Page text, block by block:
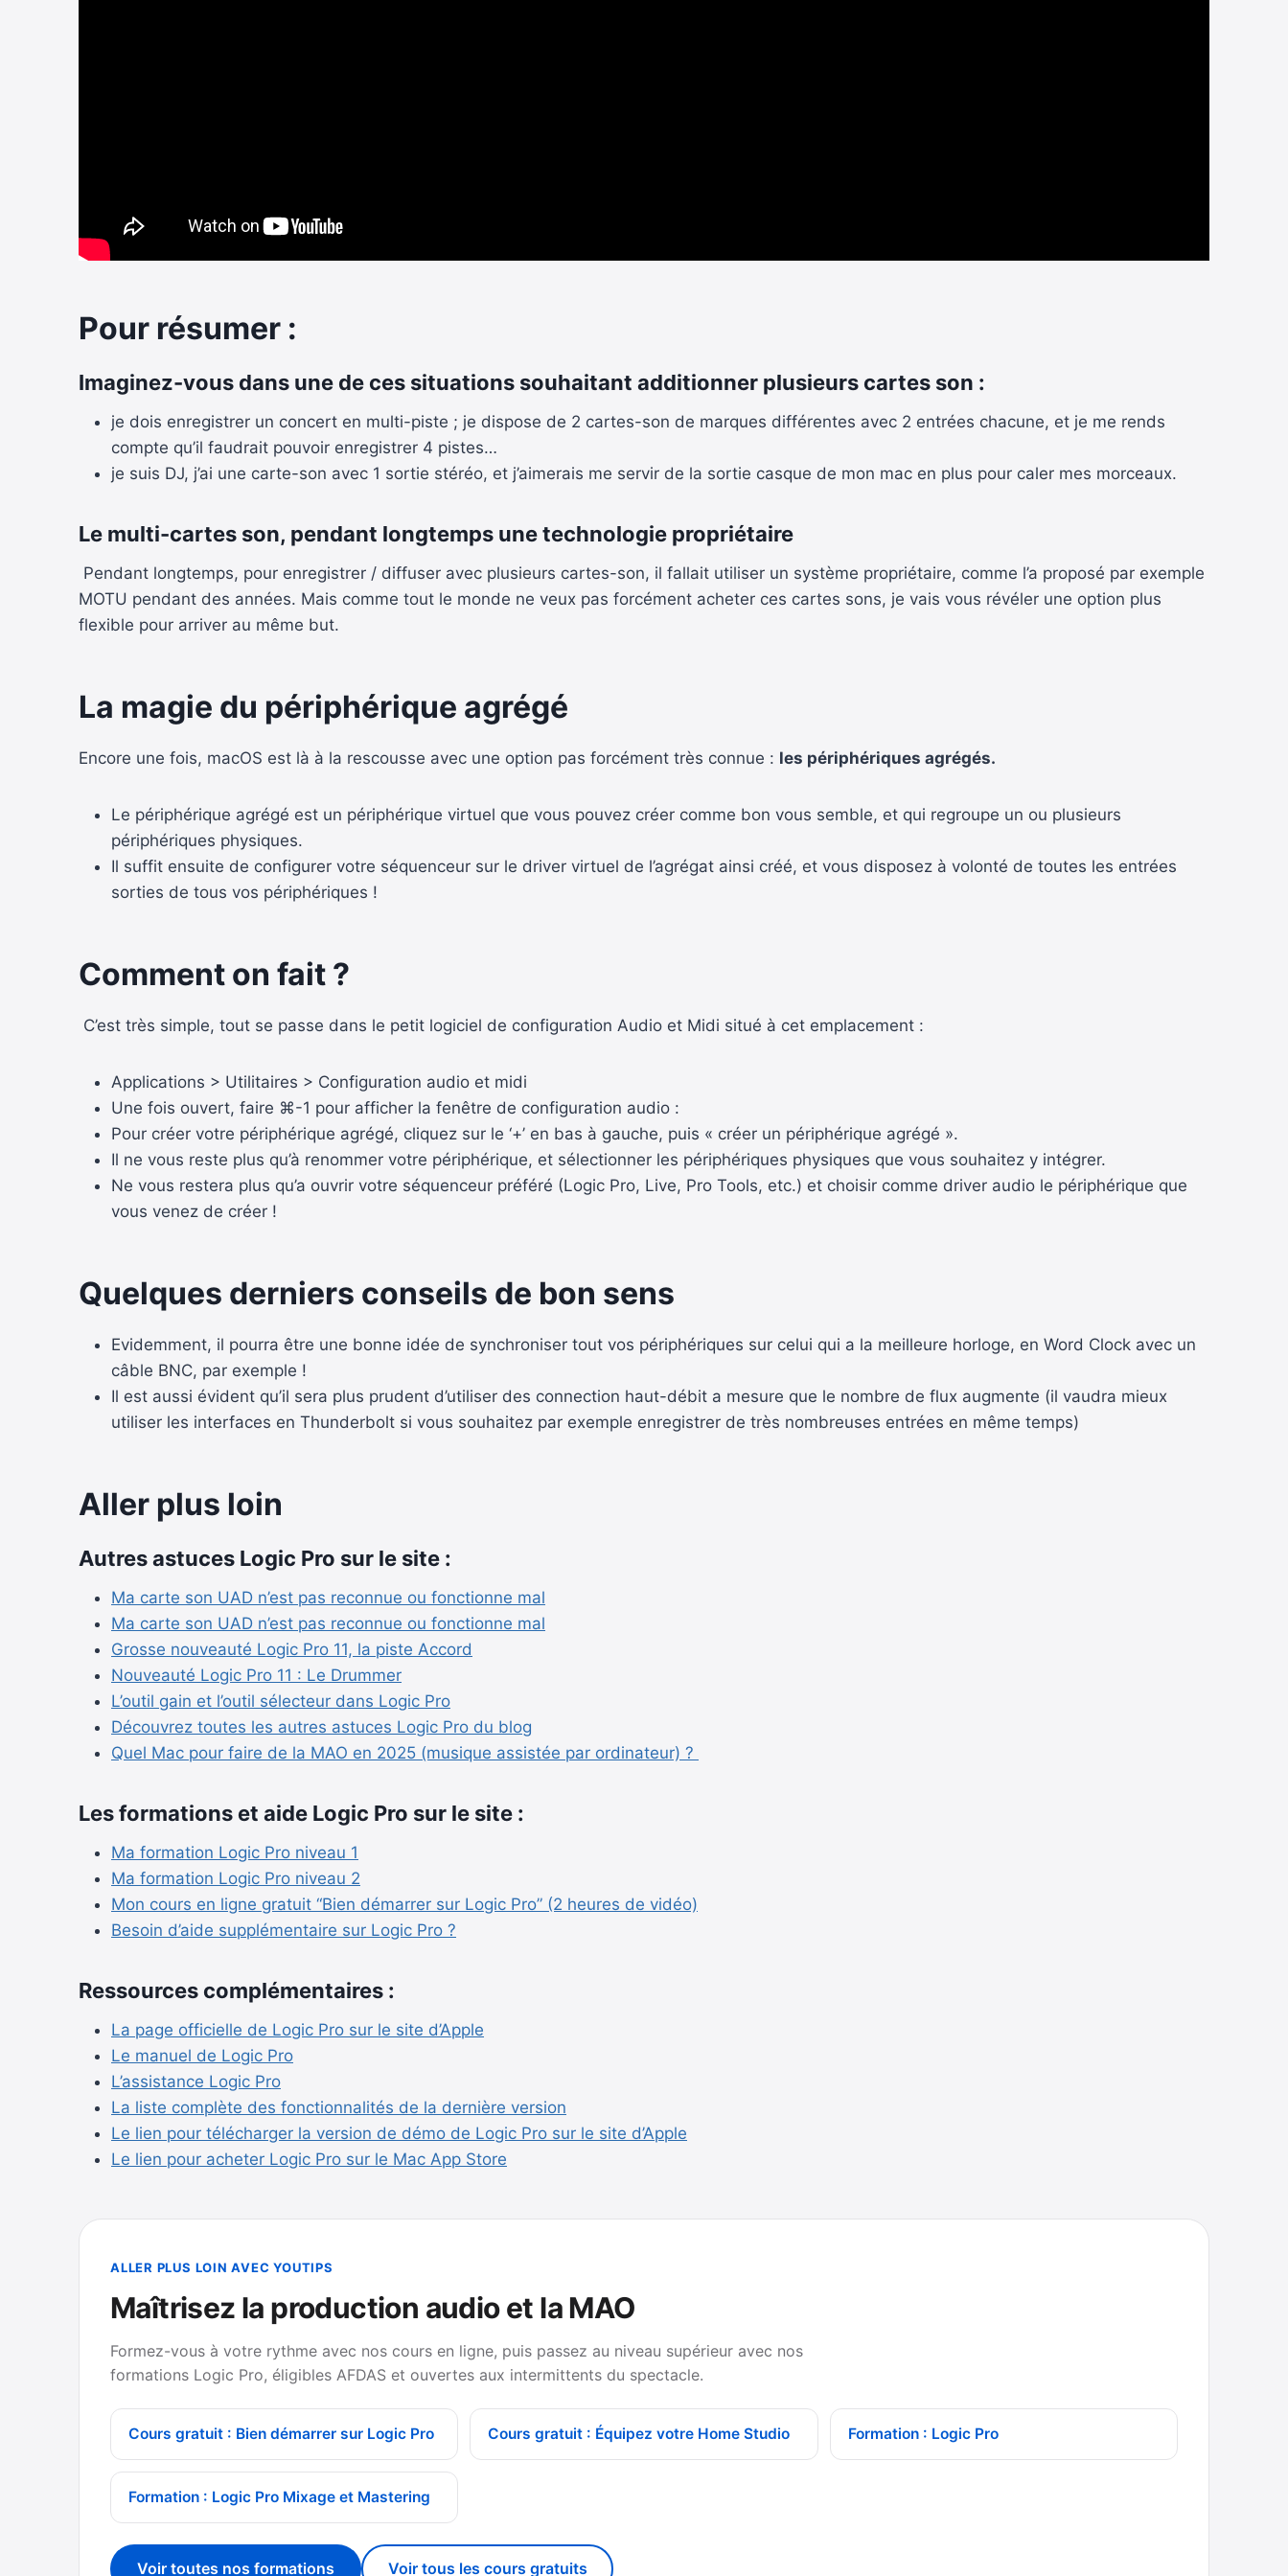
Pour résumer :
Imaginez-vous dans une de ces situations souhaitant additionner plusieurs cartes son :
je dois enregistrer un concert en multi-piste ; je dispose de 2 cartes-son de marques différentes avec 2 entrées chacune, et je me rends
compte qu’il faudrait pouvoir enregistrer 4 pistes…
je suis DJ, j’ai une carte-son avec 1 sortie stéréo, et j’aimerais me servir de la sortie casque de mon mac en plus pour caler mes morceaux.
Le multi-cartes son, pendant longtemps une technologie propriétaire
Pendant longtemps, pour enregistrer / diffuser avec plusieurs cartes-son, il fallait utiliser un système propriétaire, comme l’a proposé par exemple
MOTU pendant des années. Mais comme tout le monde ne veux pas forcément acheter ces cartes sons, je vais vous révéler une option plus
flexible pour arriver au même but.
La magie du périphérique agrégé
Encore une fois, macOS est là à la rescousse avec une option pas forcément très connue : les périphériques agrégés.
Le périphérique agrégé est un périphérique virtuel que vous pouvez créer comme bon vous semble, et qui regroupe un ou plusieurs
périphériques physiques.
Il suffit ensuite de configurer votre séquenceur sur le driver virtuel de l’agrégat ainsi créé, et vous disposez à volonté de toutes les entrées
sorties de tous vos périphériques !
Comment on fait ?
C’est très simple, tout se passe dans le petit logiciel de configuration Audio et Midi situé à cet emplacement :
Applications > Utilitaires > Configuration audio et midi
Une fois ouvert, faire ⌘-1 pour afficher la fenêtre de configuration audio :
Pour créer votre périphérique agrégé, cliquez sur le ‘+’ en bas à gauche, puis « créer un périphérique agrégé ».
Il ne vous reste plus qu’à renommer votre périphérique, et sélectionner les périphériques physiques que vous souhaitez y intégrer.
Ne vous restera plus qu’a ouvrir votre séquenceur préféré (Logic Pro, Live, Pro Tools, etc.) et choisir comme driver audio le périphérique que
vous venez de créer !
Quelques derniers conseils de bon sens
Evidemment, il pourra être une bonne idée de synchroniser tout vos périphériques sur celui qui a la meilleure horloge, en Word Clock avec un
câble BNC, par exemple !
Il est aussi évident qu’il sera plus prudent d’utiliser des connection haut-débit a mesure que le nombre de flux augmente (il vaudra mieux
utiliser les interfaces en Thunderbolt si vous souhaitez par exemple enregistrer de très nombreuses entrées en même temps)
Aller plus loin
Autres astuces Logic Pro sur le site :
Ma carte son UAD n’est pas reconnue ou fonctionne mal
Ma carte son UAD n’est pas reconnue ou fonctionne mal
Grosse nouveauté Logic Pro 11, la piste Accord
Nouveauté Logic Pro 11 : Le Drummer
L’outil gain et l’outil sélecteur dans Logic Pro
Découvrez toutes les autres astuces Logic Pro du blog
Quel Mac pour faire de la MAO en 2025 (musique assistée par ordinateur) ?
Les formations et aide Logic Pro sur le site :
Ma formation Logic Pro niveau 1
Ma formation Logic Pro niveau 2
Mon cours en ligne gratuit “Bien démarrer sur Logic Pro” (2 heures de vidéo)
Besoin d’aide supplémentaire sur Logic Pro ?
Ressources complémentaires :
La page officielle de Logic Pro sur le site d’Apple
Le manuel de Logic Pro
L’assistance Logic Pro
La liste complète des fonctionnalités de la dernière version
Le lien pour télécharger la version de démo de Logic Pro sur le site d’Apple
Le lien pour acheter Logic Pro sur le Mac App Store
ALLER PLUS LOIN AVEC YOUTIPS
Maîtrisez la production audio et la MAO
Formez-vous à votre rythme avec nos cours en ligne, puis passez au niveau supérieur avec nos
formations Logic Pro, éligibles AFDAS et ouvertes aux intermittents du spectacle.
Cours gratuit : Bien démarrer sur Logic Pro Cours gratuit : Équipez votre Home Studio Formation : Logic Pro
Formation : Logic Pro Mixage et Mastering
Voir toutes nos formations Voir tous les cours gratuits